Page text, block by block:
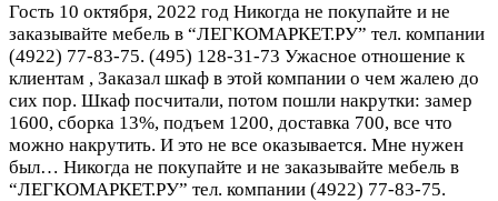
Гость 10 октября, 2022 год Никогда не покупайте и не
заказывайте мебель в “ЛЕГКОМАРКЕТ.РУ” тел. компании
(4922) 77-83-75. (495) 128-31-73 Ужасное отношение к
клиентам , Заказал шкаф в этой компании о чем жалею до
сих пор. Шкаф посчитали, потом пошли накрутки: замер
1600, сборка 13%, подъем 1200, доставка 700, все что
можно накрутить. И это не все оказывается. Мне нужен
был… Никогда не покупайте и не заказывайте мебель в
“ЛЕГКОМАРКЕТ.РУ” тел. компании (4922) 77-83-75.